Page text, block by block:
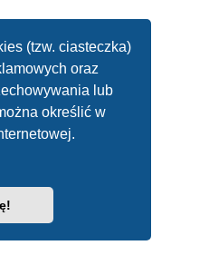
(tzw. ciasteczka)
oraz
lub
określić w